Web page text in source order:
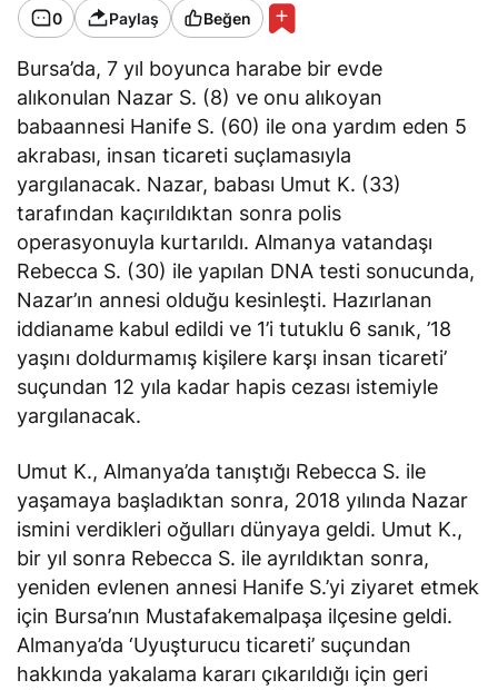
0 Paylaş Beğen
Bursa’da, 7 yıl boyunca harabe bir evde
alıkonulan Nazar S. (8) ve onu alıkoyan
babaannesi Hanife S. (60) ile ona yardım eden 5
akrabası, insan ticareti suçlamasıyla
yargılanacak. Nazar, babası Umut K. (33)
tarafından kaçırıldıktan sonra polis
operasyonuyla kurtarıldı. Almanya vatandaşı
Rebecca S. (30) ile yapılan DNA testi sonucunda,
Nazar’ın annesi olduğu kesinleşti. Hazırlanan
iddianame kabul edildi ve 1’i tutuklu 6 sanık, ’18
yaşını doldurmamış kişilere karşı insan ticareti’
suçundan 12 yıla kadar hapis cezası istemiyle
yargılanacak.
Umut K., Almanya’da tanıştığı Rebecca S. ile
yaşamaya başladıktan sonra, 2018 yılında Nazar
ismini verdikleri oğulları dünyaya geldi. Umut K.,
bir yıl sonra Rebecca S. ile ayrıldıktan sonra,
yeniden evlenen annesi Hanife S.’yi ziyaret etmek
için Bursa’nın Mustafakemalpaşa ilçesine geldi.
Almanya’da ‘Uyuşturucu ticareti’ suçundan
hakkında yakalama kararı çıkarıldığı için geri